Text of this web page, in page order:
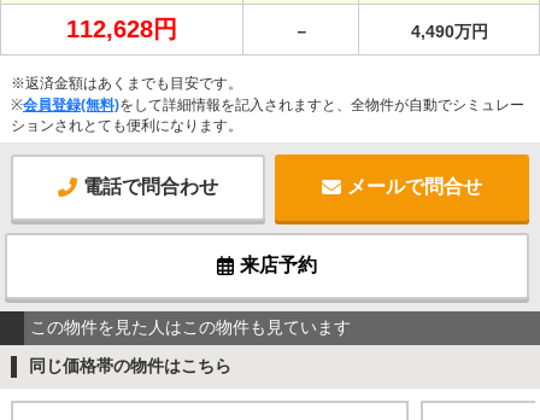
112,628円 － 4,490万円
※返済金額はあくまでも目安です。
※会員登録(無料)をして詳細情報を記入されますと、全物件が自動でシミュレー
ションされとても便利になります。
電話で問合わせ メールで問合せ
来店予約
この物件を見た人はこの物件も見ています
同じ価格帯の物件はこちら